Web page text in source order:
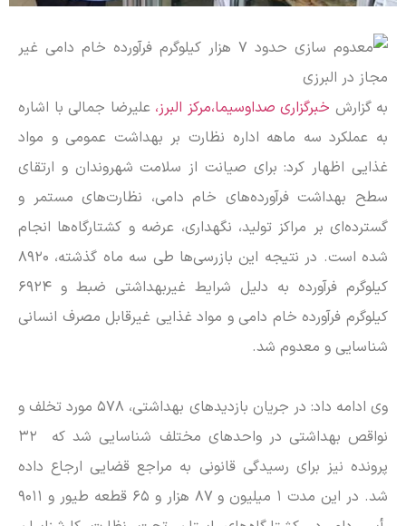
به گزارش خبرگزاری صداوسیما،مرکز البرز، علیرضا جمالی با اشاره
به عملکرد سه ماهه اداره نظارت بر بهداشت عمومی و مواد
غذایی اظهار کرد: برای صیانت از سلامت شهروندان و ارتقای
سطح بهداشت فرآورده‌های خام دامی، نظارت‌های مستمر و
گسترده‌ای بر مراکز تولید، نگهداری، عرضه و کشتارگاه‌ها انجام
شده است. در نتیجه این بازرسی‌ها طی سه ماه گذشته، ۸۹۲۰
کیلوگرم فرآورده به دلیل شرایط غیربهداشتی ضبط و ۶۹۲۴
کیلوگرم فرآورده خام دامی و مواد غذایی غیرقابل مصرف انسانی
شناسایی و معدوم شد.
وی ادامه داد: در جریان بازدید‌های بهداشتی، ۵۷۸ مورد تخلف و
نواقص بهداشتی در واحد‌های مختلف شناسایی شد که ۳۲
پرونده نیز برای رسیدگی قانونی به مراجع قضایی ارجاع داده
شد. در این مدت ۱ میلیون و ۸۷ هزار و ۶۵ قطعه طیور و ۹۰۱۱